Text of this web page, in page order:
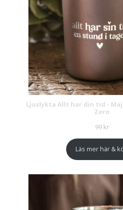
Ljuslykta Allt har din tid -
Zero
99 kr
Läs mer här &